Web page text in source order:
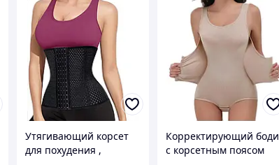
Утягивающий корсет
для похудения ,
Корректирующий боди
с корсетным поясом